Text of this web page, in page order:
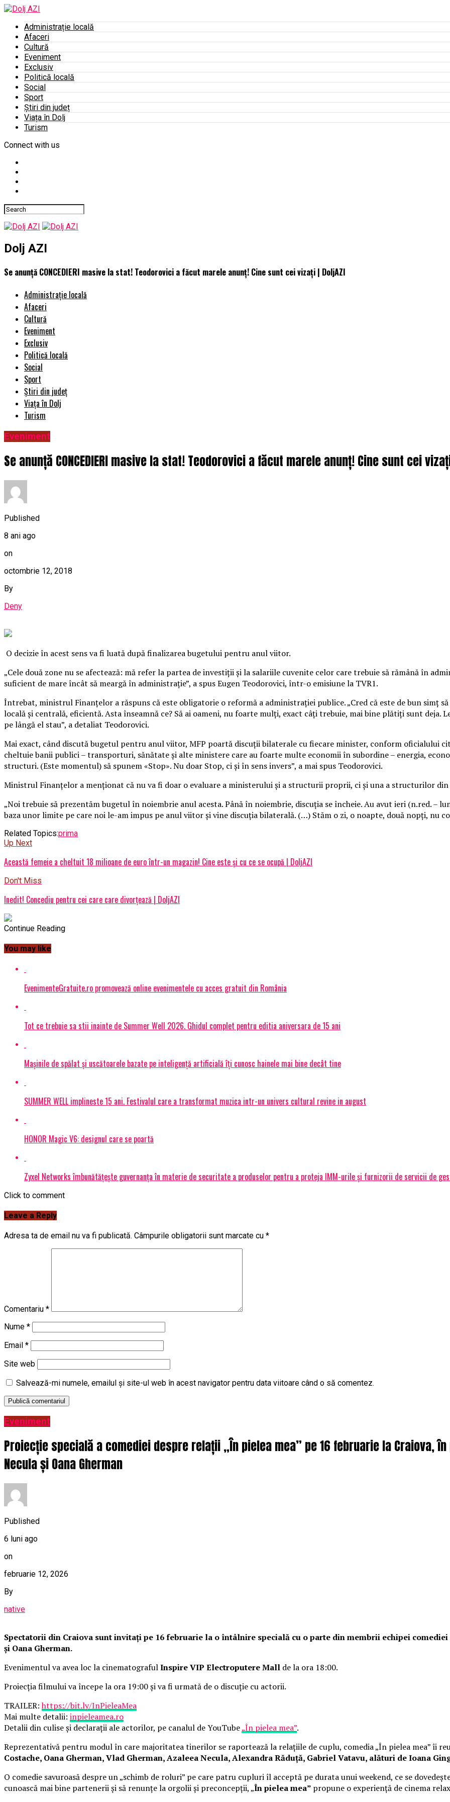
Administrație locală
Afaceri
Cultură
Eveniment
Exclusiv
Politică locală
Social
Sport
Știri din județ
Viața în Dolj
Turism
Connect with us
Dolj AZI
Se anunță CONCEDIERI masive la stat! Teodorovici a făcut marele anunț! Cine sunt cei vizați | DoljAZI
Administrație locală
Afaceri
Cultură
Eveniment
Exclusiv
Politică locală
Social
Sport
Știri din județ
Viața în Dolj
Turism
Eveniment
Se anunță CONCEDIERI masive la stat! Teodorovici a făcut marele anunț! Cine sunt cei
Published
8 ani ago
on
octombrie 12, 2018
By
Deny
O decizie în acest sens va fi luată după finalizarea bugetului pentru anul viitor.
„Cele două zone nu se afectează: mă refer la partea de investiţii şi la salariile cuvenite celor care trebuie să rămână în
suficient de mare încât să meargă în administraţie”, a spus Eugen Teodorovici, într-o emisiune la TVR1.
Întrebat, ministrul Finanţelor a răspuns că este obligatorie o reformă a administraţiei publice.„Cred că este de bun simţ
locală şi centrală, eficientă. Asta înseamnă ce? Să ai oameni, nu foarte mulţi, exact câţi trebuie, mai bine plătiţi sunt deja.
pe lângă el stau”, a detaliat Teodorovici.
Mai exact, când discută bugetul pentru anul viitor, MFP poartă discuţii bilaterale cu fiecare minister, conform oficialului
cheltuie banii publici – transporturi, sănătate şi alte ministere care au foarte multe economii în subordine – energia,
structuri. (Este momentul) să spunem «Stop». Nu doar Stop, ci şi în sens invers”, a mai spus Teodorovici.
Ministrul Finanţelor a menţionat că nu va fi doar o evaluare a ministerului şi a structurii proprii, ci şi una a structurilor din
„Noi trebuie să prezentăm bugetul în noiembrie anul acesta. Până în noiembrie, discuţia se încheie. Au avut ieri (n.red. –
baza unor limite pe care noi le-am impus pe anul viitor şi vine discuţia bilaterală. (…) Stăm o zi, o noapte, două nopţi, nu
Related Topics:prima
Up Next
Această femeie a cheltuit 18 milioane de euro într-un magazin! Cine este și cu ce se ocupă | DoljAZI
Don't Miss
Inedit! Concediu pentru cei care care divorțează | DoljAZI
Continue Reading
You may like
EvenimenteGratuite.ro promovează online evenimentele cu acces gratuit din România
Tot ce trebuie sa stii inainte de Summer Well 2026. Ghidul complet pentru editia aniversara de 15 ani
Mașinile de spălat și uscătoarele bazate pe inteligență artificială îți cunosc hainele mai bine decât tine
SUMMER WELL implineste 15 ani. Festivalul care a transformat muzica intr-un univers cultural revine in august
HONOR Magic V6: designul care se poartă
Zyxel Networks îmbunătățește guvernanța în materie de securitate a produselor pentru a proteja IMM-urile și furnizorii de servicii de
Click to comment
Leave a Reply
Adresa ta de email nu va fi publicată. Câmpurile obligatorii sunt marcate cu *
Comentariu *
Nume *
Email *
Site web
Salvează-mi numele, emailul și site-ul web în acest navigator pentru data viitoare când o să comentez.
Eveniment
Proiecție specială a comediei despre relații „În pielea mea” pe 16 februarie la Craiova,
Necula și Oana Gherman
Published
6 luni ago
on
februarie 12, 2026
By
native
Spectatorii din Craiova sunt invitați pe 16 februarie la o întâlnire specială cu o parte din membrii echipei
și Oana Gherman.
Evenimentul va avea loc la cinematografulInspire VIP Electroputere Mall de la ora 18:00.
Proiecția filmului va începe la ora 19:00 și va fi urmată de o discuție cu actorii.
TRAILER:https://bit.ly/InPieleaMea
Mai multe detalii: inpieleamea.ro
Detalii din culise și declarații ale actorilor, pe canalul de YouTube„În pielea mea”.
Reprezentativă pentru modul în care majoritatea tinerilor se raportează la relațiile de cuplu, comedia „În pielea mea” îi
Costache, Oana Gherman, Vlad Gherman, Azaleea Necula, Alexandra Răduță, Gabriel Vatavu, alături de Ioana
O comedie savuroasă despre un „schimb de roluri” pe care patru cupluri îl acceptă pe durata unui weekend, ce se
cunoască mai bine partenerii și să renunțe la orgolii și preconcepții, „În pielea mea” propune o experiență de cinema